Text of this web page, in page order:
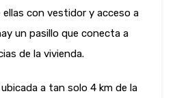
con vestidor y acceso a
un pasillo que conecta a
de la vivienda.
a tan solo 4 km de la